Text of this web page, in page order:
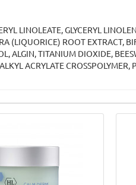
LINOLEATE, GLYCERYL
(LIQUORICE) ROOT EXTRACT,
ALGIN, TITANIUM DIOXIDE,
ACRYLATE CROSSPOLYMER,